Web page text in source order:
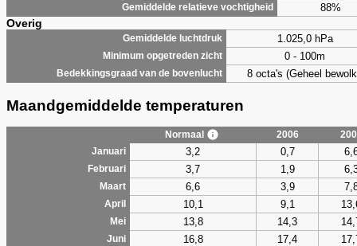
Gemiddelde relatieve vochtigheid 88%
Overig
Gemiddelde luchtdruk 1.025,0 hPa
Minimum opgetreden zicht 0 - 100m
Bedekkingsgraad van de bovenlucht 8 octa's (Geheel
Maandgemiddelde temperaturen
Normaal 2006
Januari
3,2 0,7
Februari 3,7 1,9
Maart 6,6 3,9
April 10,1 9,1
Mei 13,8 14,3
Juni 16,8 17,4